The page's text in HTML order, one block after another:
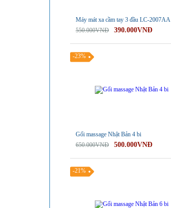
Máy mát xa cầm tay 3 đầu LC-2007AA
550.000VNĐ
390.000VNĐ
Gối massage Nhật Bản 4 bi
650.000VNĐ
500.000VNĐ
-23%
-21%